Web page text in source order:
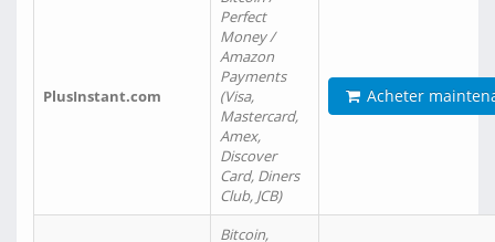
PlusInstant.com
Perfect
Money /
Amazon
Payments
(Visa,
Mastercard,
Amex,
Discover
Card, Diners
Club, JCB)
Acheter
Bitcoin,